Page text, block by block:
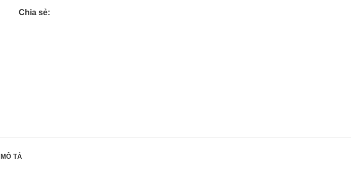
Chia sẻ:
MÔ TẢ